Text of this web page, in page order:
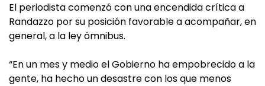
El periodista comenzó con una encendida crítica a
Randazzo por su posición favorable a acompañar, en
general, a la ley ómnibus.
“En un mes y medio el Gobierno ha empobrecido a la
gente, ha hecho un desastre con los que menos